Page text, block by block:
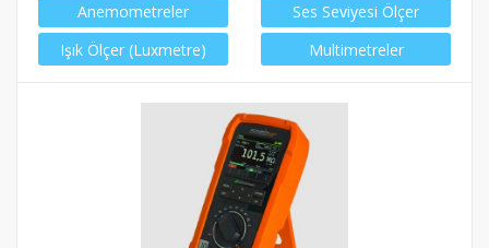
Anemometreler
Ses Seviyesi Ölçer
Işık Ölçer (Luxmetre)
Multimetreler